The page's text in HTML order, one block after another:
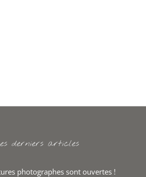
derniers articles
photographes sont ouvertes !